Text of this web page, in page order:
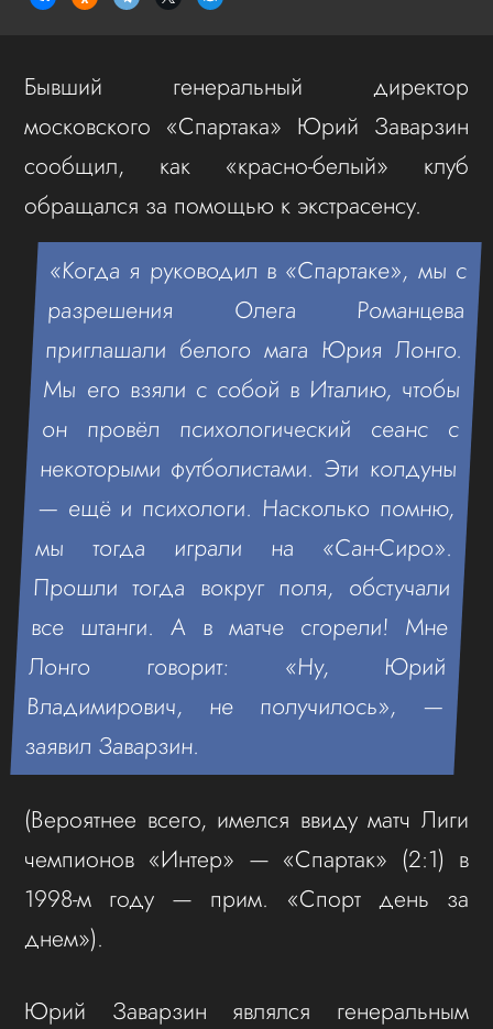
Бывший генеральный директор
московского «Спартака» Юрий Заварзин
сообщил, как «красно-белый» клуб
обращался за помощью к экстрасенсу.
«Когда я руководил в «Спартаке», мы с
разрешения Олега Романцева
приглашали белого мага Юрия Лонго.
Мы его взяли с собой в Италию, чтобы
он провёл психологический сеанс с
некоторыми футболистами. Эти колдуны
— ещё и психологи. Насколько помню,
мы тогда играли на «Сан-Сиро».
Прошли тогда вокруг поля, обстучали
все штанги. А в матче сгорели! Мне
Лонго говорит: «Ну, Юрий
Владимирович, не получилось», —
заявил Заварзин.
(Вероятнее всего, имелся ввиду матч Лиги
чемпионов «Интер» — «Спартак» (2:1) в
1998-м году — прим. «Спорт день за
днем»).
Юрий Заварзин являлся генеральным